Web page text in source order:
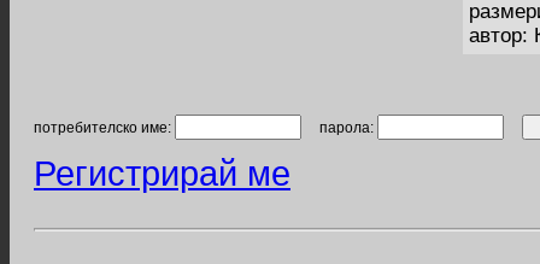
автор:
потребителско име: парола:
Регистрирай ме